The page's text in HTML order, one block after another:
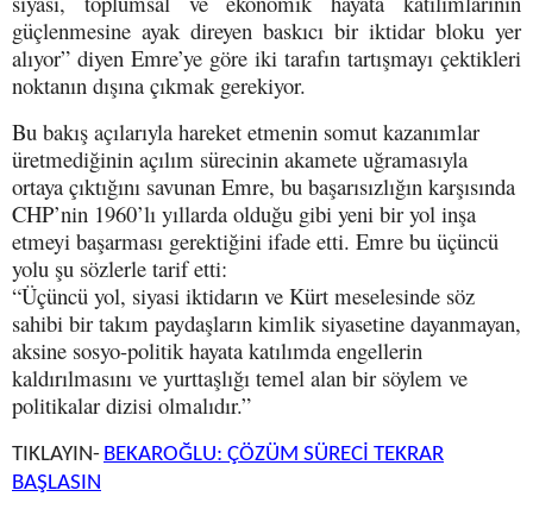
güçlenmesine ayak direyen baskıcı bir iktidar bloku yer
alıyor” diyen Emre’ye göre iki tarafın tartışmayı çektikleri
noktanın dışına çıkmak gerekiyor.
Bu bakış açılarıyla hareket etmenin somut kazanımlar
üretmediğinin açılım sürecinin akamete uğramasıyla
ortaya çıktığını savunan Emre, bu başarısızlığın karşısında
CHP’nin 1960’lı yıllarda olduğu gibi yeni bir yol inşa
etmeyi başarması gerektiğini ifade etti. Emre bu üçüncü
yolu şu sözlerle tarif etti:
“Üçüncü yol, siyasi iktidarın ve Kürt meselesinde söz
sahibi bir takım paydaşların kimlik siyasetine dayanmayan,
aksine sosyo-politik hayata katılımda engellerin
kaldırılmasını ve yurttaşlığı temel alan bir söylem ve
politikalar dizisi olmalıdır.”
TIKLAYIN- BEKAROĞLU: ÇÖZÜM SÜRECİ TEKRAR
BAŞLASIN